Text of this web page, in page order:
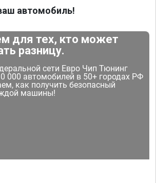
автомобиль!
для тех, кто может
разницу.
сети Евро Чип Тюнинг
000 автомобилей в 50+ городах РФ
как получить безопасный
машины!